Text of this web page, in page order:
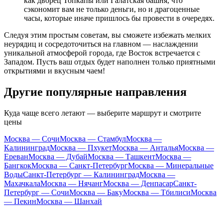
сэкономит вам не только деньги, но и драгоценные
часы, которые иначе пришлось бы провести в очередях.
Следуя этим простым советам, вы сможете избежать мелких
неурядиц и сосредоточиться на главном — наслаждении
уникальной атмосферой города, где Восток встречается с
Западом. Пусть ваш отдых будет наполнен только приятными
открытиями и вкусным чаем!
Другие популярные направления
Куда чаще всего летают — выберите маршрут и смотрите
цены
Москва — СочиМосква — СтамбулМосква —
КалининградМосква — ПхукетМосква — АнтальяМосква —
ЕреванМосква — ДубайМосква — ТашкентМосква —
БангкокМосква — Санкт-ПетербургМосква — Минеральные
ВодыСанкт-Петербург — КалининградМосква —
МахачкалаМосква — НячангМосква — ДенпасарСанкт-
Петербург — СочиМосква — БакуМосква — ТбилисиМосква
— ПекинМосква — Шанхай